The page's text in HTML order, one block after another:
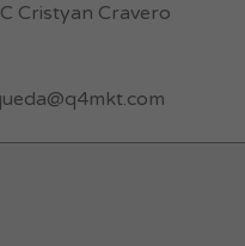
Cristyan Cravero